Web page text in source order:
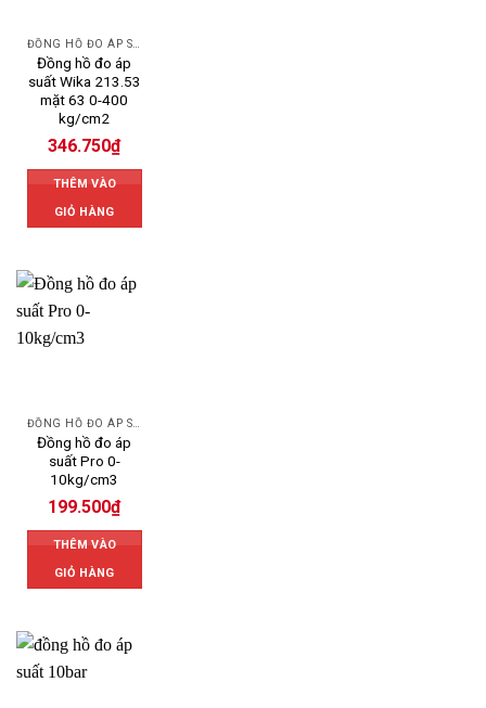
ĐỒNG HỒ ĐO ÁP SUẤT
Đồng hồ đo áp
suất Wika 213.53
mặt 63 0-400
kg/cm2
346.750₫
THÊM VÀO
GIỎ HÀNG
ĐỒNG HỒ ĐO ÁP SUẤT
Đồng hồ đo áp
suất Pro 0-
10kg/cm3
199.500₫
THÊM VÀO
GIỎ HÀNG